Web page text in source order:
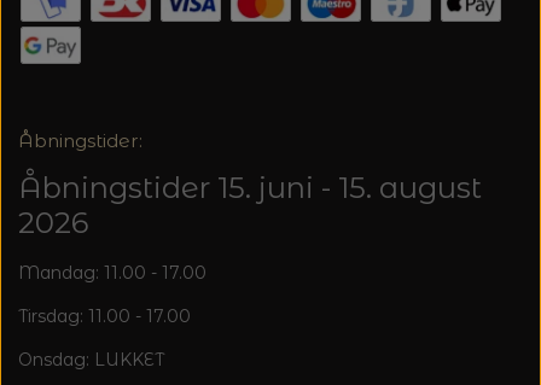
Åbningstider:
Åbningstider 15. juni - 15. august
2026
Mandag: 11.00 - 17.00
Tirsdag: 11.00 - 17.00
Onsdag: LUKKET